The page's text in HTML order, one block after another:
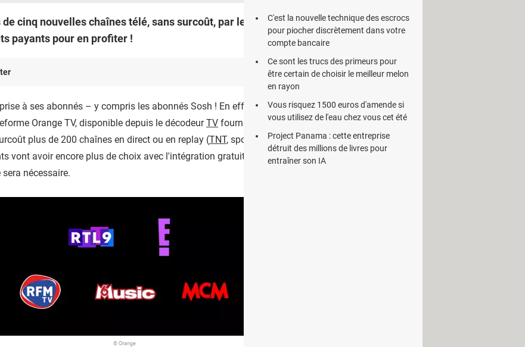
cinq nouvelles chaînes télé, sans surcoût, par le biais de son offre Orange TV. Plus
payants pour en profiter !
à ses abonnés – y compris les abonnés Sosh ! En effet, ceux ayant souscrit à unebox
Orange TV, disponible depuis le décodeurTV fourni par le FAI ou via une application sur
plus de 200 chaînes en direct ou en replay (TNT, sports, ciné, info, international et
vont avoir encore plus de choix avec l'intégration gratuite de cinq nouvelles chaînes à partir du
nécessaire.
© Orange
C'est la nouvelle technique des escrocs
pour piocher discrètement dans votre
compte bancaire
Ce sont les trucs des primeurs pour
être certain de choisir le meilleur melon
en rayon
Vous risquez 1500 euros d'amende si
vous utilisez de l'eau chez vous cet été
Project Panama : cette entreprise
détruit des millions de livres pour
entraîner son IA